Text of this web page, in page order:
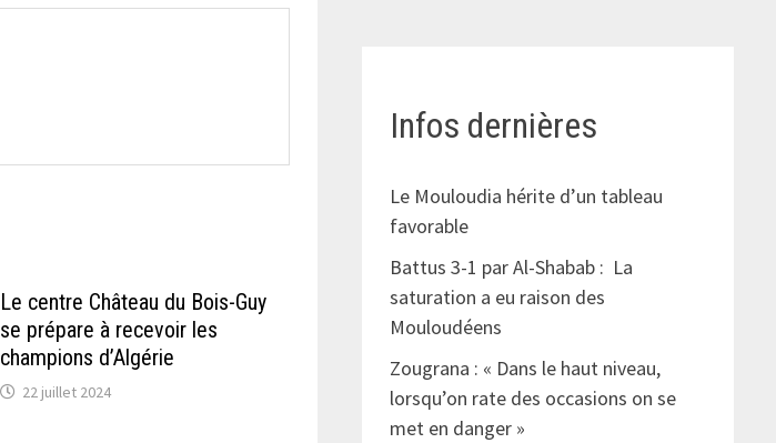
Le centre Château du Bois-Guy
se prépare à recevoir les
champions d’Algérie
22 juillet 2024
Infos dernières
Le Mouloudia hérite d’un tableau
favorable
Battus 3-1 par Al-Shabab : La
saturation a eu raison des
Mouloudéens
Zougrana : « Dans le haut niveau,
lorsqu’on rate des occasions on se
met en danger »